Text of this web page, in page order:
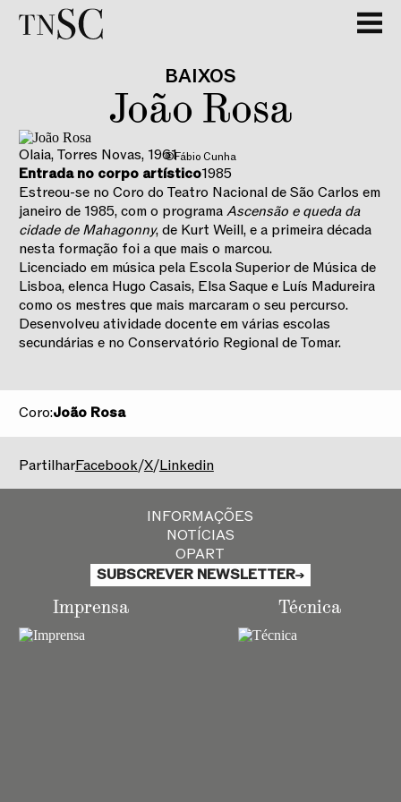
Coro:João Rosa
BAIXOS
João Rosa
©Fábio Cunha
Olaia, Torres Novas, 1961
Entrada no corpo artístico1985
Estreou-se no Coro do Teatro Nacional de São Carlos em
janeiro de 1985, com o programaAscensão e queda da
cidade de Mahagonny, de Kurt Weill, e a primeira década
nesta formação foi a que mais o marcou.
Licenciado em música pela Escola Superior de Música de
Lisboa, elenca Hugo Casais, Elsa Saque e Luís Madureira
como os mestres que mais marcaram o seu percurso.
Desenvolveu atividade docente em várias escolas
secundárias e no Conservatório Regional de Tomar.
PartilharFacebook/X/Linkedin
INFORMAÇÕES
NOTÍCIAS
OPART
SUBSCREVER NEWSLETTER
Imprensa Técnica